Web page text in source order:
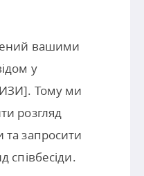
вашими
у
Тому ми
розгляд
та запросити
співбесіди.